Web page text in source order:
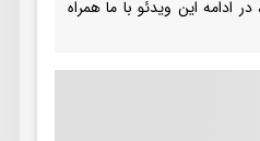
این ویدئو با ما همراه